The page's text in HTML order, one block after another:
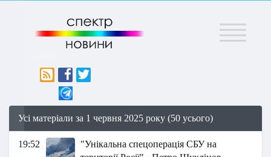
Меню
Усі матеріали за 1 червня 2025 року (50 усього)
19:52
"Унікальна спецоперація СБУ на